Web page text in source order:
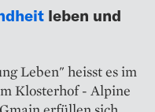
leben und
Leben" heisst es im
Klosterhof - Alpine